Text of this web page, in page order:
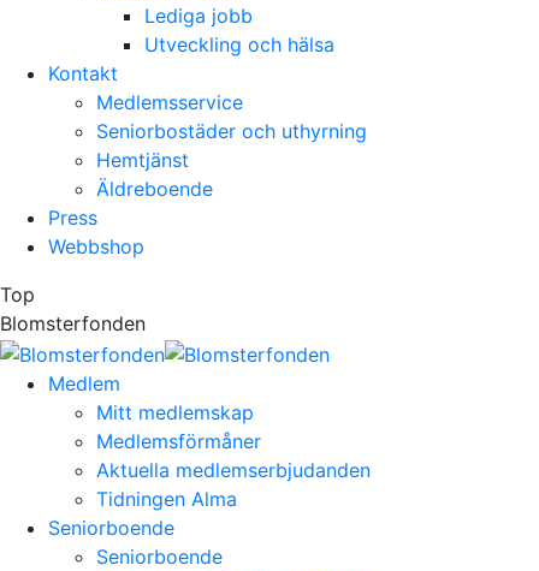
Lediga jobb
Utveckling och hälsa
Kontakt
Medlemsservice
Seniorbostäder och uthyrning
Hemtjänst
Äldreboende
Press
Webbshop
Top
Blomsterfonden
Medlem
Mitt medlemskap
Medlemsförmåner
Aktuella medlemserbjudanden
Tidningen Alma
Seniorboende
Seniorboende